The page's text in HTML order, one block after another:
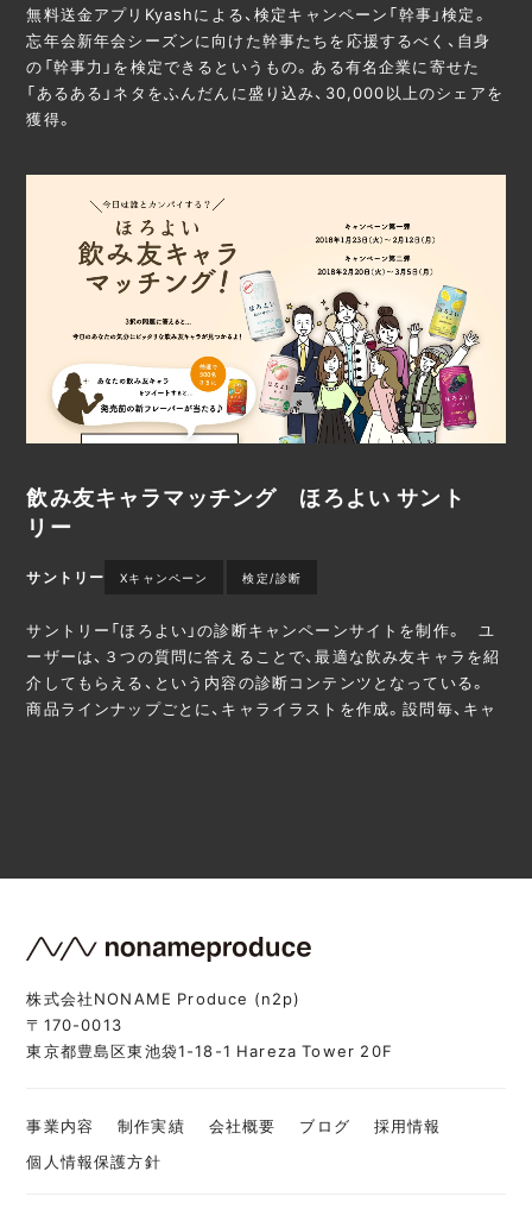
無料送金アプリKyashによる、検定キャンペーン「幹事」検定。
忘年会新年会シーズンに向けた幹事たちを応援するべく、自身
の「幹事力」を検定できるというもの。ある有名企業に寄せた
「あるある」ネタをふんだんに盛り込み、30,000以上のシェアを
獲得。
飲み友キャラマッチング ほろよい サント
リー
サントリー Xキャンペーン 検定/診断
サントリー「ほろよい」の診断キャンペーンサイトを制作。 ユ
ーザーは、３つの質問に答えることで、最適な飲み友キャラを紹
介してもらえる、という内容の診断コンテンツとなっている。
商品ラインナップごとに、キャライラストを作成。設問毎、キャ
株式会社NONAME Produce (n2p)
〒170-0013
東京都豊島区東池袋1-18-1 Hareza Tower 20F
事業内容 制作実績 会社概要 ブログ
採用情報
個人情報保護方針